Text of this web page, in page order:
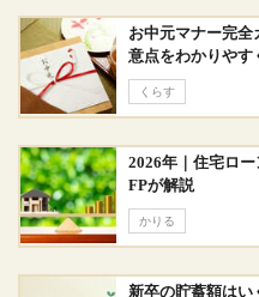
お中元マナー完
意点をわかりやす
くらす
2026年｜住宅ロ
FPが解説
かりる
新卒の貯蓄額はい